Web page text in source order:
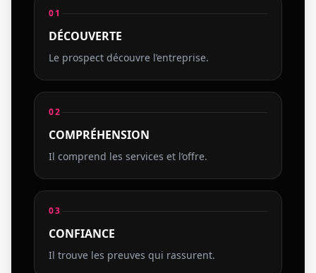
01
DÉCOUVERTE
Le prospect découvre l’entreprise.
02
COMPRÉHENSION
Il comprend les services et l’offre.
03
CONFIANCE
Il trouve les preuves qui rassurent.